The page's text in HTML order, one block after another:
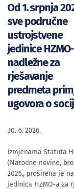
Od 1. srpnja
sve područne
ustrojstvene
jedinice
nadležne za
rješavanje
predmeta
ugovora o
30. 6. 2026.
Izmjenama Statuta
(Narodne novine,
2026., proširena je
jedinica HZMO-a za